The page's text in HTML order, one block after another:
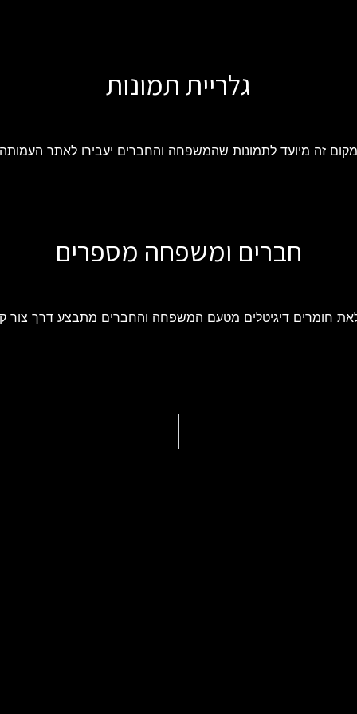
גלריית תמונות
מקום זה מיועד לתמונות שהמשפחה והחברים יעבירו לאתר העמותה
חברים ומשפחה מספרים
חומרים דיגיטלים מטעם המשפחה והחברים מתבצע דרך צור